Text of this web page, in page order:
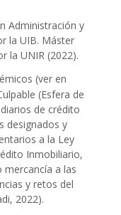
Administración y
la UIB. Máster
la UNIR (2022).
(ver en
(Esfera de
de crédito
designados y
a la Ley
Inmobiliario,
mercancía a las
y retos del
2022).